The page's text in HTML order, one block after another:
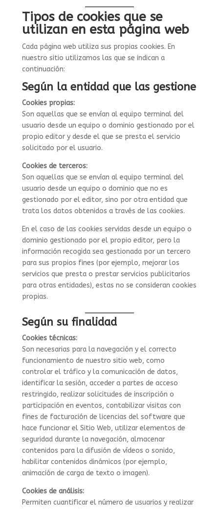
Tipos de cookies que se
utilizan en esta página web
Cada página web utiliza sus propias cookies. En
nuestro sitio utilizamos las que se indican a
continuación:
Según la entidad que las gestione
Cookies propias:
Son aquellas que se envían al equipo terminal del
usuario desde un equipo o dominio gestionado por el
propio editor y desde el que se presta el servicio
solicitado por el usuario.
Cookies de terceros:
Son aquellas que se envían al equipo terminal del
usuario desde un equipo o dominio que no es
gestionado por el editor, sino por otra entidad que
trata los datos obtenidos a través de las cookies.
En el caso de las cookies servidas desde un equipo o
dominio gestionado por el propio editor, pero la
información recogida sea gestionada por un tercero
para sus propios fines (por ejemplo, mejorar los
servicios que presta o prestar servicios publicitarios
para otras entidades), estas no se consideran cookies
propias.
Según su finalidad
Cookies técnicas:
Son necesarias para la navegación y el correcto
funcionamiento de nuestro sitio web, como
controlar el tráfico y la comunicación de datos,
identificar la sesión, acceder a partes de acceso
restringido, realizar solicitudes de inscripción o
participación en eventos, contabilizar visitas con
fines de facturación de licencias del software que
hace funcionar el Sitio Web, utilizar elementos de
seguridad durante la navegación, almacenar
contenidos para la difusión de vídeos o sonido,
habilitar contenidos dinámicos (por ejemplo,
animación de carga de texto o imagen).
Cookies de análisis:
Permiten cuantificar el número de usuarios y realizar